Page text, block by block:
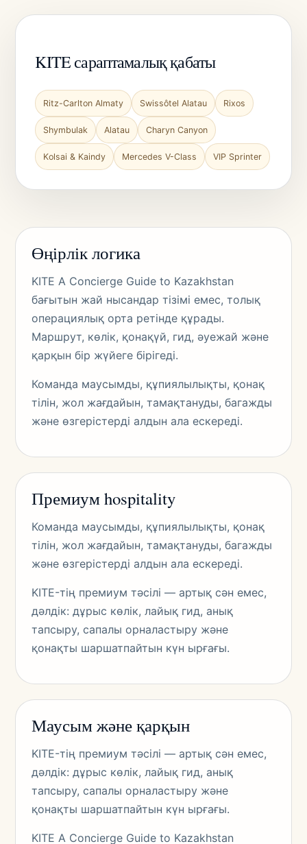
KITE сараптамалық қабаты
Ritz-Carlton Almaty Swissôtel Alatau Rixos
Shymbulak Alatau Charyn Canyon
Kolsai & Kaindy Mercedes V-Class VIP Sprinter
Өңірлік логика
KITE A Concierge Guide to Kazakhstan
бағытын жай нысандар тізімі емес, толық
операциялық орта ретінде құрады.
Маршрут, көлік, қонақүй, гид, әуежай және
қарқын бір жүйеге бірігеді.
Команда маусымды, құпиялылықты, қонақ
тілін, жол жағдайын, тамақтануды, багажды
және өзгерістерді алдын ала ескереді.
Премиум hospitality
Команда маусымды, құпиялылықты, қонақ
тілін, жол жағдайын, тамақтануды, багажды
және өзгерістерді алдын ала ескереді.
KITE-тің премиум тәсілі — артық сән емес,
дәлдік: дұрыс көлік, лайық гид, анық
тапсыру, сапалы орналастыру және
қонақты шаршатпайтын күн ырғағы.
Маусым және қарқын
KITE-тің премиум тәсілі — артық сән емес,
дәлдік: дұрыс көлік, лайық гид, анық
тапсыру, сапалы орналастыру және
қонақты шаршатпайтын күн ырғағы.
KITE A Concierge Guide to Kazakhstan